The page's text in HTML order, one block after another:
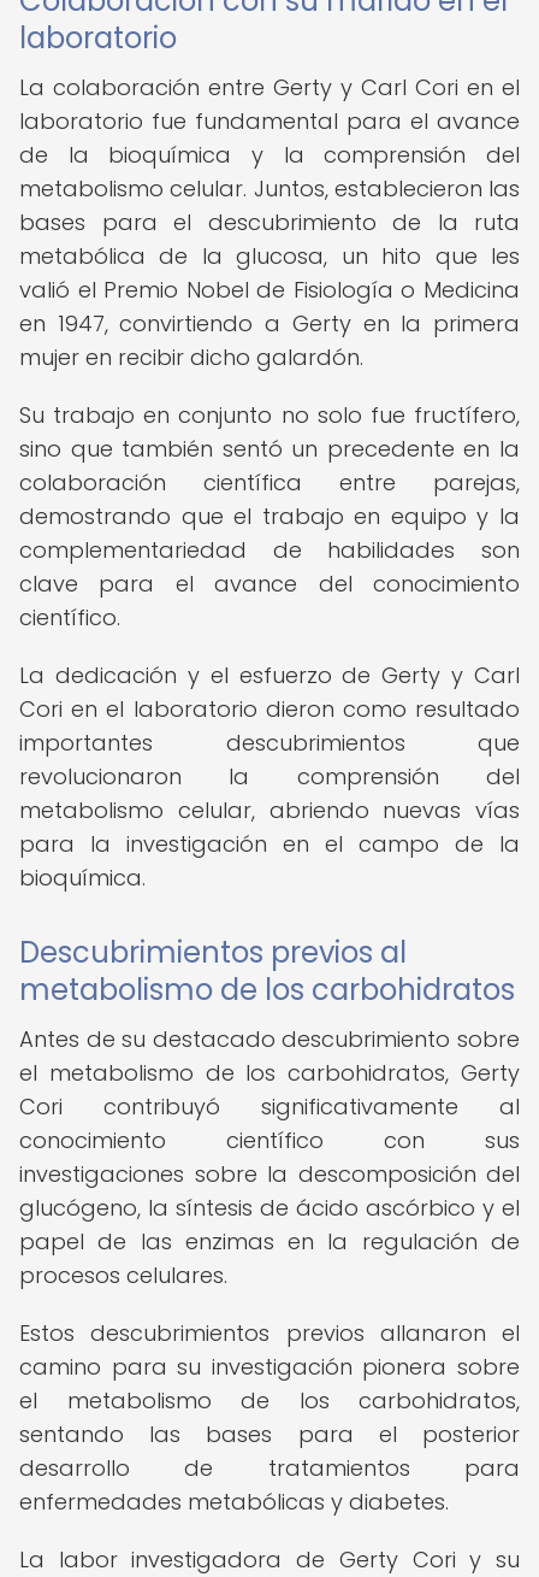
laboratorio
La colaboración entre Gerty y Carl Cori en el
laboratorio fue fundamental para el avance
de la bioquímica y la comprensión del
metabolismo celular. Juntos, establecieron las
bases para el descubrimiento de la ruta
metabólica de la glucosa, un hito que les
valió el Premio Nobel de Fisiología o Medicina
en 1947, convirtiendo a Gerty en la primera
mujer en recibir dicho galardón.
Su trabajo en conjunto no solo fue fructífero,
sino que también sentó un precedente en la
colaboración científica entre parejas,
demostrando que el trabajo en equipo y la
complementariedad de habilidades son
clave para el avance del conocimiento
científico.
La dedicación y el esfuerzo de Gerty y Carl
Cori en el laboratorio dieron como resultado
importantes descubrimientos que
revolucionaron la comprensión del
metabolismo celular, abriendo nuevas vías
para la investigación en el campo de la
bioquímica.
Descubrimientos previos al
metabolismo de los carbohidratos
Antes de su destacado descubrimiento sobre
el metabolismo de los carbohidratos, Gerty
Cori contribuyó significativamente al
conocimiento científico con sus
investigaciones sobre la descomposición del
glucógeno, la síntesis de ácido ascórbico y el
papel de las enzimas en la regulación de
procesos celulares.
Estos descubrimientos previos allanaron el
camino para su investigación pionera sobre
el metabolismo de los carbohidratos,
sentando las bases para el posterior
desarrollo de tratamientos para
enfermedades metabólicas y diabetes.
La labor investigadora de Gerty Cori y su